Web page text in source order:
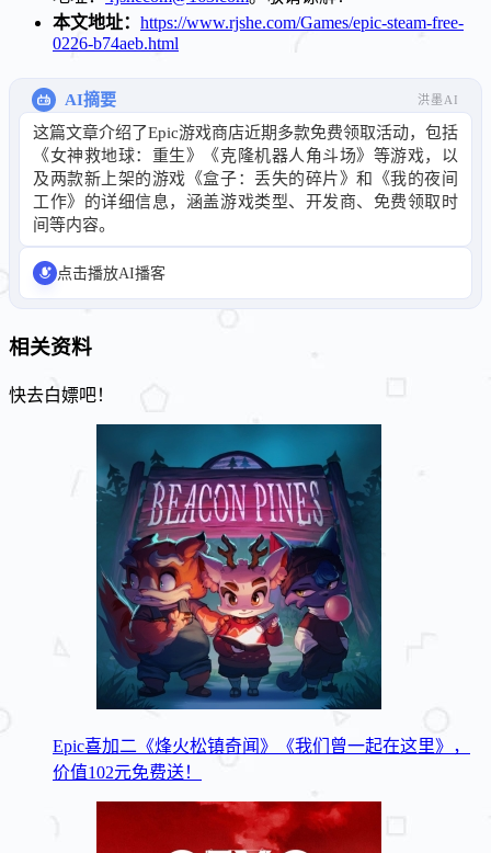
本文地址： https://www.rjshe.com/Games/epic-steam-free-
0226-b74aeb.html
AI摘要 洪墨AI
这篇文章介绍了Epic游戏商店近期多款免费领取活动，包括
《女神救地球：重生》《克隆机器人角斗场》等游戏，以
及两款新上架的游戏《盒子：丢失的碎片》和《我的夜间
工作》的详细信息，涵盖游戏类型、开发商、免费领取时
间等内容。
点击播放AI播客
相关资料
快去白嫖吧！
Epic喜加二《烽火松镇奇闻》《我们曾一起在这里》，
价值102元免费送！